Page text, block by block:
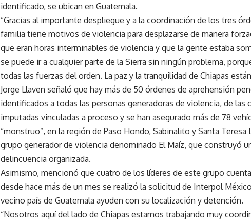
identificado, se ubican en Guatemala.
“Gracias al importante despliegue y a la coordinación de los tres
familia tiene motivos de violencia para desplazarse de manera
que eran horas interminables de violencia y que la gente estaba
se puede ir a cualquier parte de la Sierra sin ningún problema,
todas las fuerzas del orden. La paz y la tranquilidad de Chiapas
Jorge Llaven señaló que hay más de 50 órdenes de aprehensión
identificados a todas las personas generadoras de violencia, de las
imputadas vinculadas a proceso y se han asegurado más de 78
“monstruo”, en la región de Paso Hondo, Sabinalito y Santa Teresa
grupo generador de violencia denominado El Maíz, que construyó
delincuencia organizada.
Asimismo, mencionó que cuatro de los líderes de este grupo
desde hace más de un mes se realizó la solicitud de Interpol
vecino país de Guatemala ayuden con su localización y detención.
“Nosotros aquí del lado de Chiapas estamos trabajando muy